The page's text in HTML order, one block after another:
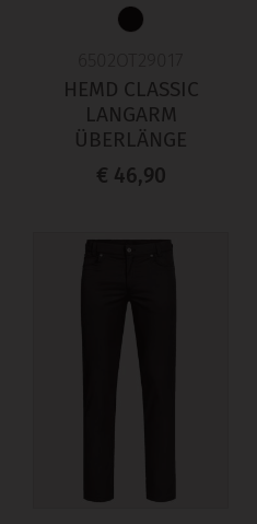
HEMD CLASSIC
LANGARM
ÜBERLÄNGE
€ 46,90